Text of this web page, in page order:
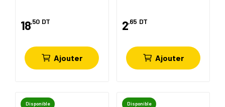
18,50 DT
Ajouter
2,65 DT
Ajouter
Disponible Disponible